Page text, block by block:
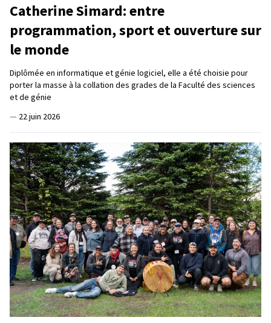
Catherine Simard: entre
programmation, sport et ouverture sur
le monde
Diplômée en informatique et génie logiciel, elle a été choisie pour
porter la masse à la collation des grades de la Faculté des sciences
et de génie
— 22 juin 2026